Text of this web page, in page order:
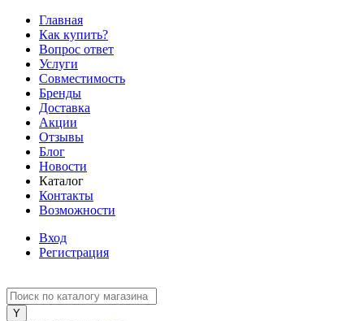
Главная
Как купить?
Вопрос ответ
Услуги
Совместимость
Бренды
Доставка
Акции
Отзывы
Блог
Новости
Каталог
Контакты
Возможности
Вход
Регистрация